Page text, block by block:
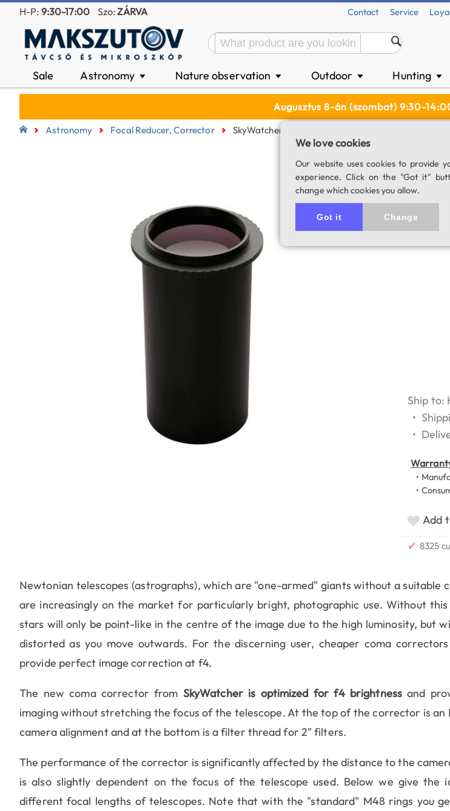
H-P: 9:30-17:00 Szo:ZÁRVA Contact Service
Sale Astronomy ▼ Nature observation ▼ Outdoor ▼ Hunting ▼
Augusztus 8-án (szombat) 9:30-
Astronomy Focal Reducer, Corrector SkyWatcher Coma Corrector For F/4 Telescopes
SKU:
Ship to:
•
•
•
•
Add
✔ 8325
Newtonian telescopes (astrographs), which are "one-armed" giants without a suitable
are increasingly on the market for particularly bright, photographic use. Without this
stars will only be point-like in the centre of the image due to the high luminosity, but
distorted as you move outwards. For the discerning user, cheaper coma
provide perfect image correction at f4.
The new coma corrector from SkyWatcher is optimized for f4 brightnessand
imaging without stretching the focus of the telescope. At the top of the corrector is
camera alignment and at the bottom is a filter thread for 2" filters.
The performance of the corrector is significantly affected by the distance to the
is also slightly dependent on the focus of the telescope used. Below we give the
different focal lengths of telescopes. Note that with the "standard" M48 rings you
We love cookies
Our website uses cookies to provide
experience. Click on the "Got it"
change which cookies you allow.
Got it Change